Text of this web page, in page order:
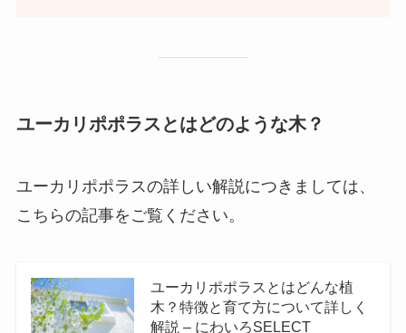
ユーカリポポラスとはどのような木？
ユーカリポポラスの詳しい解説につきましては、
こちらの記事をご覧ください。
ユーカリポポラスとはどんな植
木？特徴と育て方について詳しく
解説 – にわいろSELECT